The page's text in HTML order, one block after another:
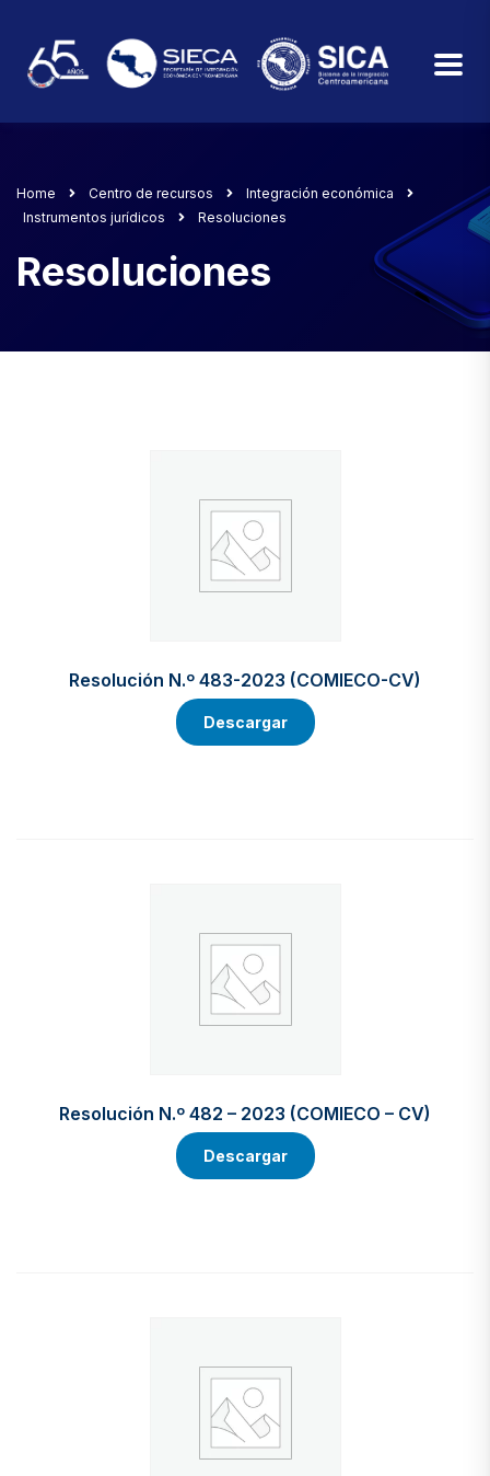
Home Centro de recursos
Integración económica
Instrumentos jurídicos
Resoluciones
Resoluciones
Resolución N.º 483-2023 (COMIECO-CV)
Descargar
Resolución N.º 482 – 2023 (COMIECO – CV)
Descargar